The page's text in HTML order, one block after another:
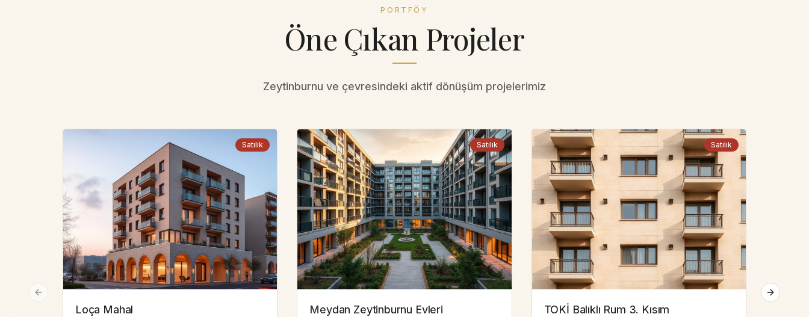
PORTFÖY
Öne Çıkan Projeler
Zeytinburnu ve çevresindeki aktif dönüşüm projelerimiz
Satılık
Loça Mahal
Satılık
Meydan Zeytinburnu Evleri
Satılık
TOKİ Balıklı Rum 3. Kısım
Previous slide Next slide